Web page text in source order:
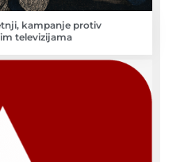
kampanje protiv
televizijama